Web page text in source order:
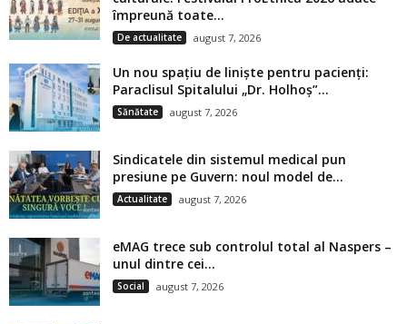
împreună toate...
De actualitate august 7, 2026
Un nou spațiu de liniște pentru pacienți:
Paraclisul Spitalului „Dr. Holhoș”...
Sănătate august 7, 2026
Sindicatele din sistemul medical pun
presiune pe Guvern: noul model de...
Actualitate august 7, 2026
eMAG trece sub controlul total al Naspers –
unul dintre cei...
Social august 7, 2026